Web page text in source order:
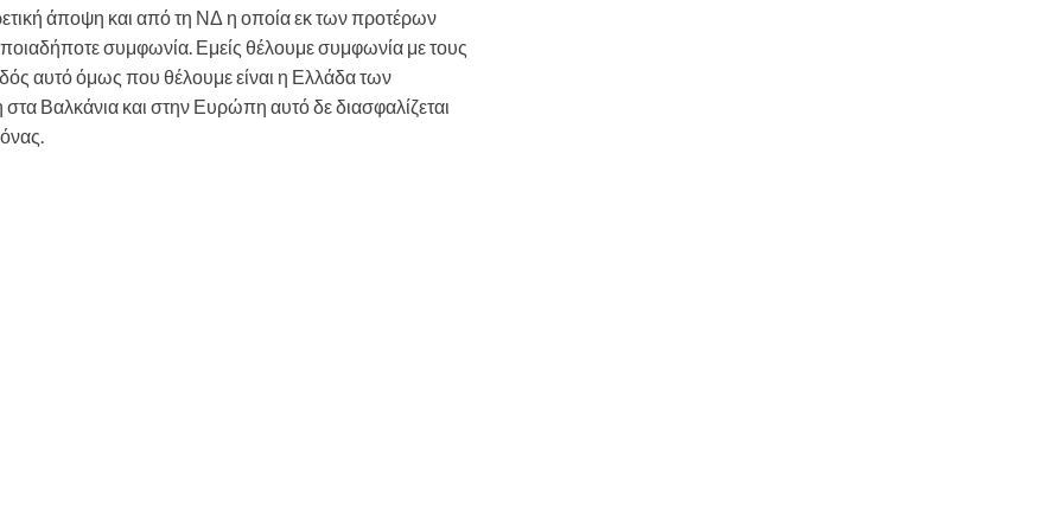
άποψη και από τη ΝΔ η οποία εκ των προτέρων
συμφωνία. Εμείς θέλουμε συμφωνία με τους
αυτό όμως που θέλουμε είναι η Ελλάδα των
Βαλκάνια και στην Ευρώπη αυτό δε διασφαλίζεται